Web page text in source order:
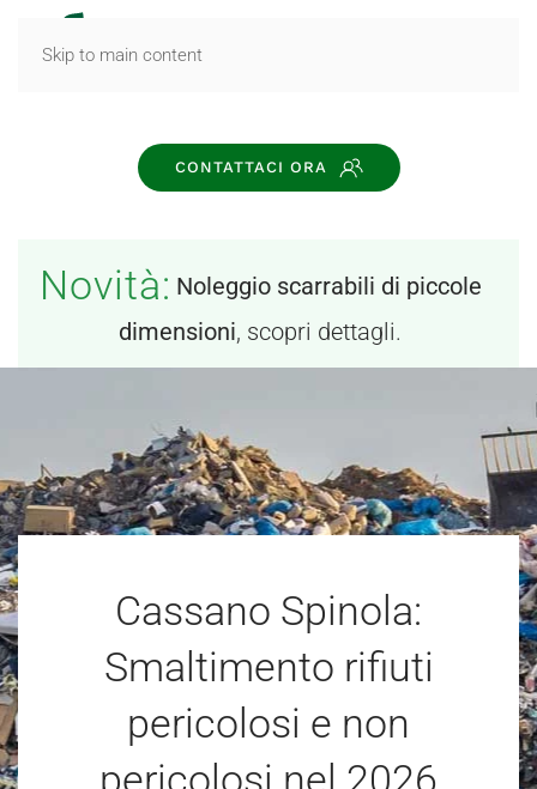
Skip to main content
CONTATTACI ORA
Novità: Noleggio scarrabili di piccole
dimensioni, scopri dettagli.
Cassano Spinola:
Smaltimento rifiuti
pericolosi e non
pericolosi nel 2026